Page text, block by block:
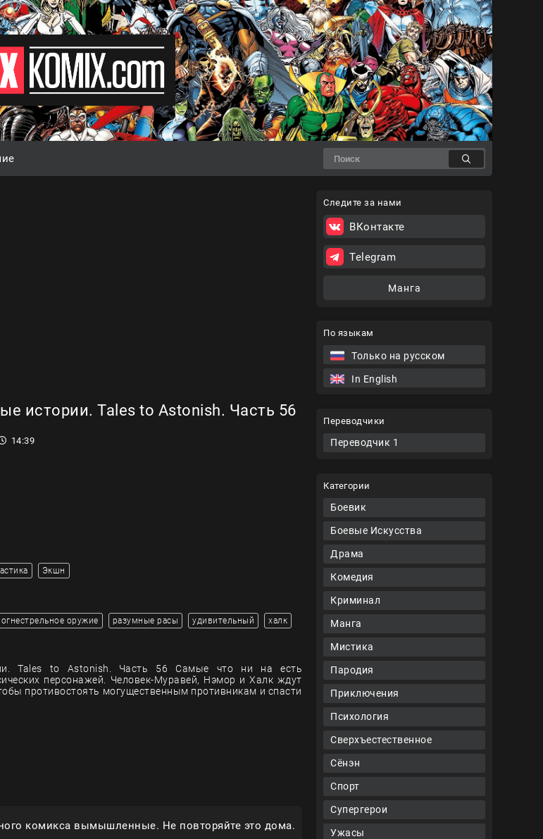
По языкам
Только на русском
In English
Переводчики
Переводчик 1
Категории
Боевик
Боевые Искусства
Драма
Комедия
Криминал
Манга
Мистика
Пародия
Приключения
Психология
Сверхъестественное
Сёнэн
Спорт
Супергерои
Ужасы
истории. Tales to Astonish. Часть 56
14:39
Экшн
огнестрельное оружие разумные расы удивительный халк
Tales to Astonish. Часть 56 Самые что ни на есть
персонажей. Человек-Муравей, Нэмор и Халк ждут
противостоять могущественным противникам и спасти
комикса вымышленные. Не повторяйте это дома.
Следите за нами
ВКонтакте
Telegram
Манга